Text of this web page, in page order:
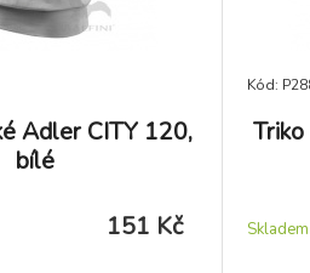
Adler CITY 120,
bílé
151 Kč
Kód:
Skladem